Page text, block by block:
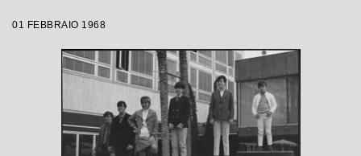
01 FEBBRAIO 1968